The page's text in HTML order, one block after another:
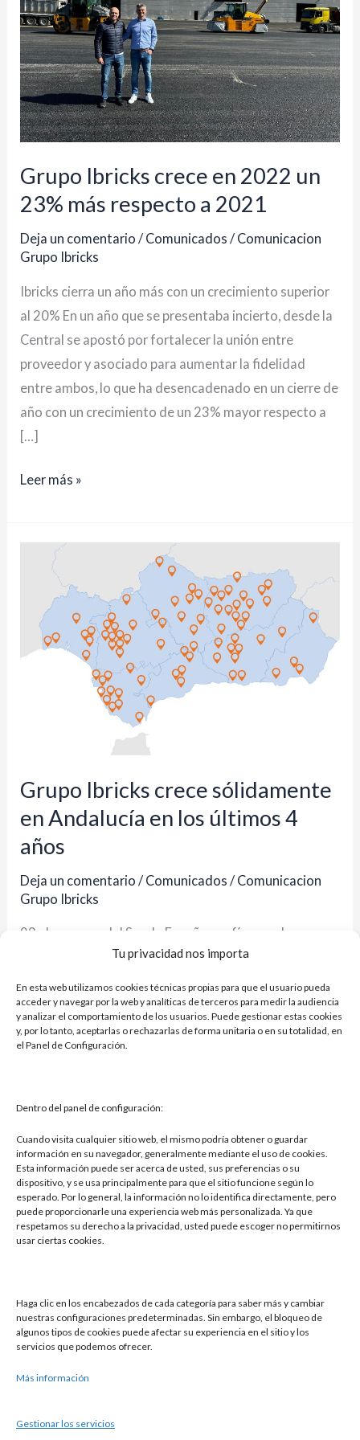
Tu privacidad nos importa
En esta web utilizamos cookies técnicas propias para que el usuario pueda
acceder y navegar por la web y analíticas de terceros para medir la audiencia
y analizar el comportamiento de los usuarios. Puede gestionar estas cookies
y, por lo tanto, aceptarlas o rechazarlas de forma unitaria o en su totalidad, en
el Panel de Configuración.
Dentro del panel de configuración:
Cuando visita cualquier sitio web, el mismo podría obtener o guardar
información en su navegador, generalmente mediante el uso de cookies.
Esta información puede ser acerca de usted, sus preferencias o su
dispositivo, y se usa principalmente para que el sitio funcione según lo
esperado. Por lo general, la información no lo identifica directamente, pero
puede proporcionarle una experiencia web más personalizada. Ya que
respetamos su derecho a la privacidad, usted puede escoger no permitirnos
usar ciertas cookies.
Haga clic en los encabezados de cada categoría para saber más y cambiar
nuestras configuraciones predeterminadas. Sin embargo, el bloqueo de
algunos tipos de cookies puede afectar su experiencia en el sitio y los
servicios que podemos ofrecer.
Más información
Gestionar los servicios
Grupo Ibricks crece en 2022 un
23% más respecto a 2021
Deja un comentario / Comunicados / Comunicacion
Grupo Ibricks
Ibricks cierra un año más con un crecimiento superior
al 20% En un año que se presentaba incierto, desde la
Central se apostó por fortalecer la unión entre
proveedor y asociado para aumentar la fidelidad
entre ambos, lo que ha desencadenado en un cierre de
año con un crecimiento de un 23% mayor respecto a
[…]
2022
un
23%
más
respecto
a
Leer más »
Grupo Ibricks crece sólidamente
en Andalucía en los últimos 4
años
Deja un comentario / Comunicados / Comunicacion
Grupo Ibricks
93 almacenes del Sur de España confían en el
Proyecto Ibricks. El Grupo de almacenes líderes de
materiales de construcción mantiene su tendencia de
crecimiento durante los últimos 4 años y, desde que
inaugurasen en 2020 su Centro Logístico, Ibricks
Center, que aporta numerosas ventajas, en exclusiva, a
Grupo
Ibricks
crece
sólidamente
en
años
Buscar